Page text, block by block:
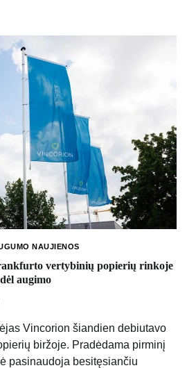
NAUJIENOS
vertybinių popierių rinkoje
augimo
Vincorion šiandien debiutavo
biržoje. Pradėdama pirminį
pasinaudoja besitęsiančiu